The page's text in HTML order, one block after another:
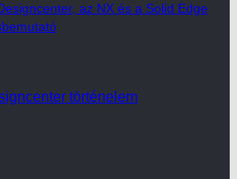
az NX és a Solid Edge